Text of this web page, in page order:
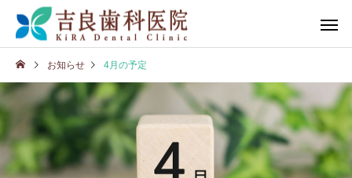
お知らせ 4月の予定